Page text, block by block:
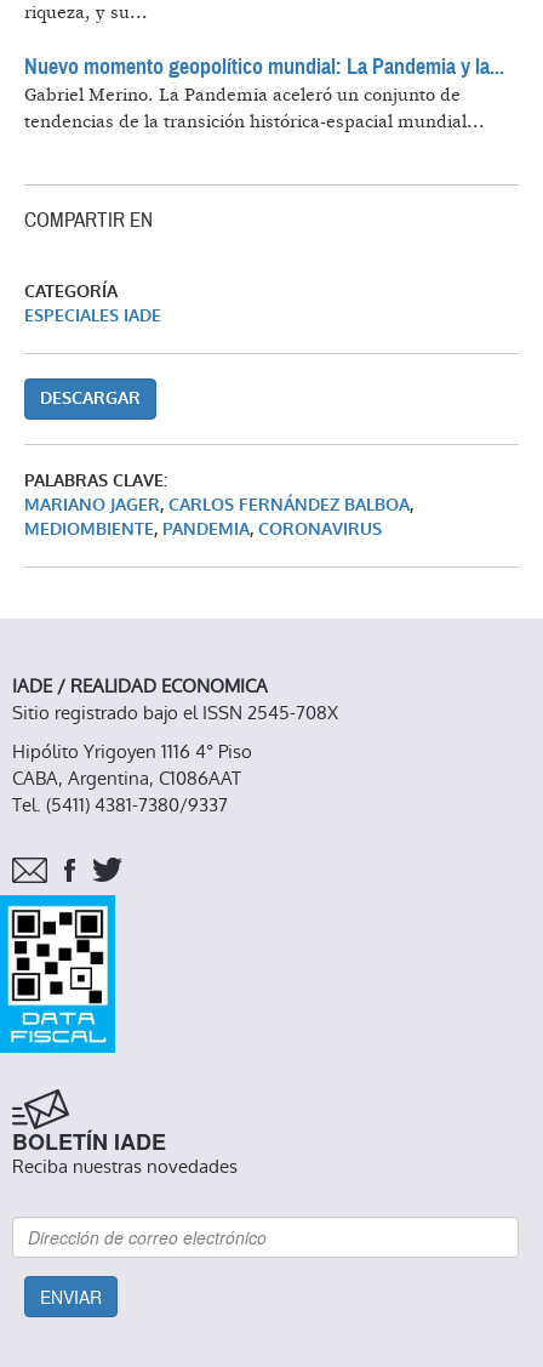
riqueza, y su...
Nuevo momento geopolítico mundial: La Pandemia y la...
Gabriel Merino. La Pandemia aceleró un conjunto de
tendencias de la transición histórica-espacial mundial...
COMPARTIR EN
CATEGORÍA
ESPECIALES IADE
DESCARGAR
PALABRAS CLAVE:
MARIANO JAGER, CARLOS FERNÁNDEZ BALBOA,
MEDIOMBIENTE, PANDEMIA, CORONAVIRUS
IADE / REALIDAD ECONOMICA
Sitio registrado bajo el ISSN 2545-708X
Hipólito Yrigoyen 1116 4° Piso
CABA, Argentina, C1086AAT
Tel. (5411) 4381-7380/9337
BOLETÍN IADE
Reciba nuestras novedades
ENVIAR